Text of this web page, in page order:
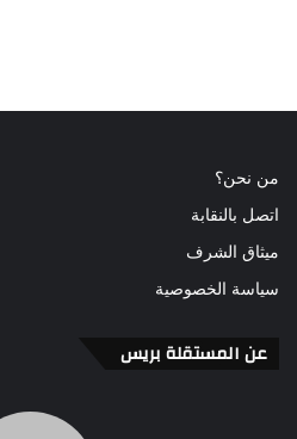
من نحن؟
اتصل بالنقابة
ميثاق الشرف
سياسة الخصوصية
عن المستقلة بريس